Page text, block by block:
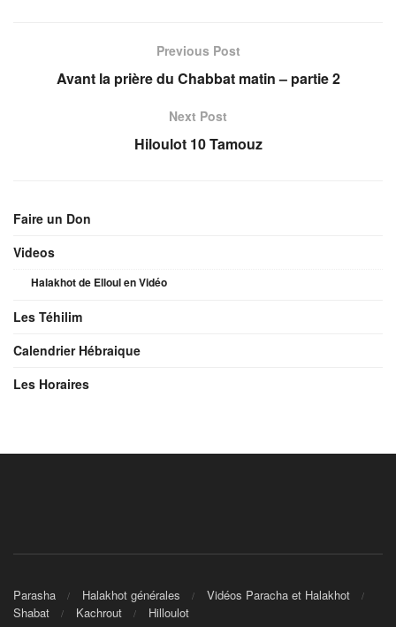
Previous Post
Avant la prière du Chabbat matin – partie 2
Next Post
Hiloulot 10 Tamouz
Faire un Don
Videos
Halakhot de Elloul en Vidéo
Les Téhilim
Calendrier Hébraique
Les Horaires
Parasha Halakhot générales
Vidéos Paracha et Halakhot
Shabat
Kachrout Hilloulot